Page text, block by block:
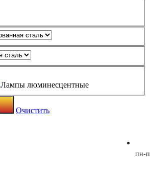
Лампы люминесцентные
Очистить
пн-